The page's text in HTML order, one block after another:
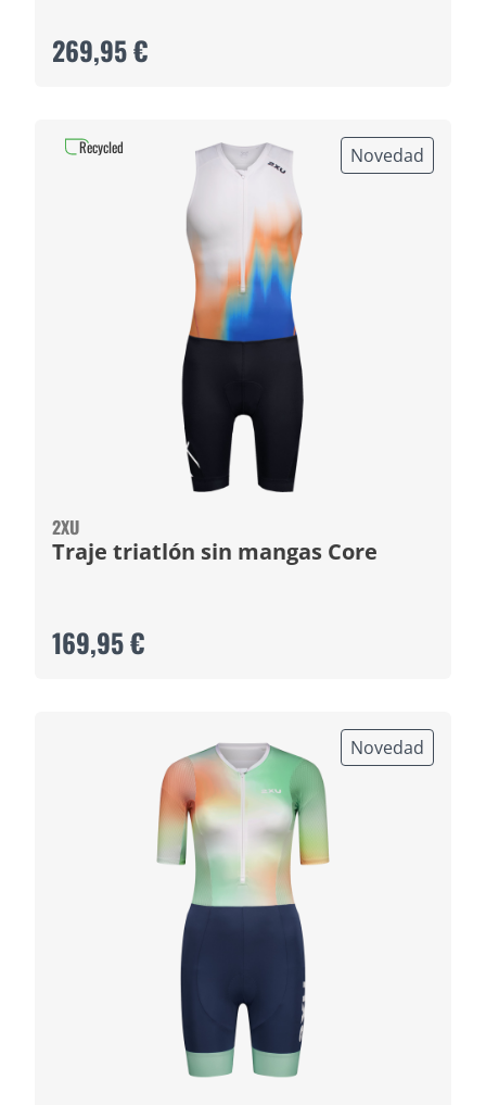
269,95 €
Novedad
2XU
Traje triatlón sin mangas Core
169,95 €
Recycled
Novedad